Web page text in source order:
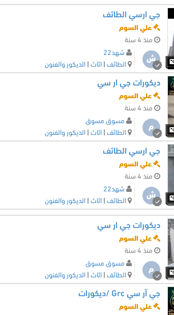
جي ارسي الطائف
علي السوم
منذ 4 سنة
ش
شهد22
الطائف
اثاث الديكور والفنون
ديكورات جي ار سي
علي السوم
منذ 4 سنة
م
مسوق مسوق
الطائف
اثاث الديكور والفنون
جي ارسي الطائف
علي السوم
منذ 4 سنة
ش
شهد22
الطائف
اثاث الديكور والفنون
ديكورات جي ار سي
علي السوم
منذ 4 سنة
م
مسوق مسوق
الطائف
اثاث الديكور والفنون
جي آر سي Grc /ديكورات
علي السوم